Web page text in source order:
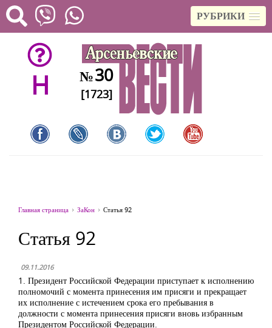
РУБРИКИ
H №30
[1723]
Главная страница ЗаКон Статья 92
Статья 92
09.11.2016
1. Президент Российской Федерации приступает к исполнению
полномочий с момента принесения им присяги и прекращает
их исполнение с истечением срока его пребывания в
должности с момента принесения присяги вновь избранным
Президентом Российской Федерации.